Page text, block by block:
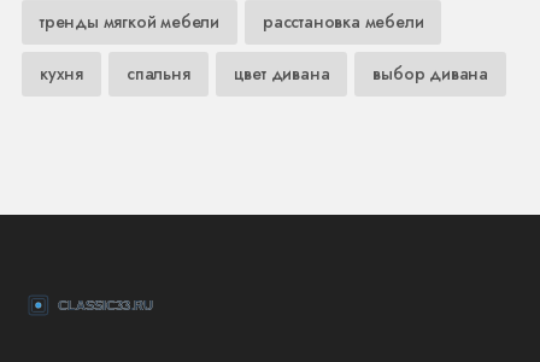
тренды мягкой мебели расстановка мебели
кухня спальня цвет дивана выбор дивана